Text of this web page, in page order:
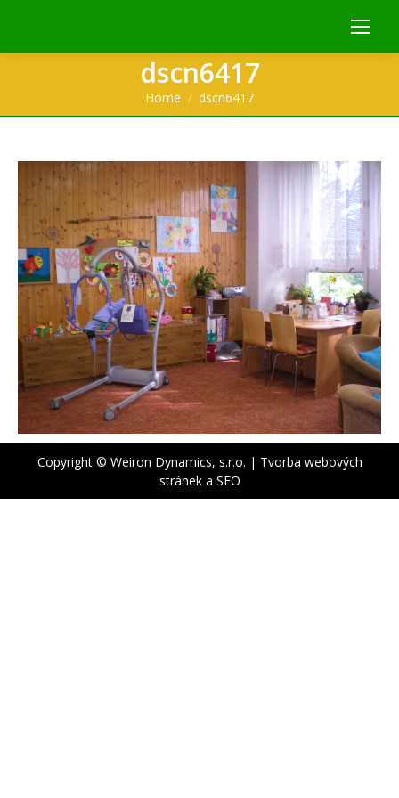
dscn6417
You are here:
Home dscn6417
Copyright © Weiron Dynamics, s.r.o. | Tvorba webových
stráneka SEO